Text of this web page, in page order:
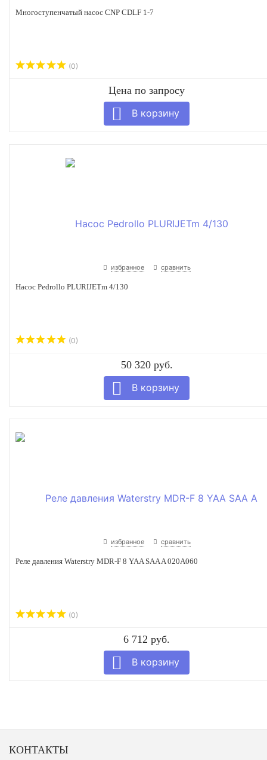
Многоступенчатый насос CNP CDLF 1-7
(0)
Цена по запросу
избранное сравнить
Насос Pedrollo PLURIJETm 4/130
(0)
50 320 руб.
избранное сравнить
Реле давления Waterstry MDR-F 8 YAA SAA A 020A060
(0)
6 712 руб.
КОНТАКТЫ